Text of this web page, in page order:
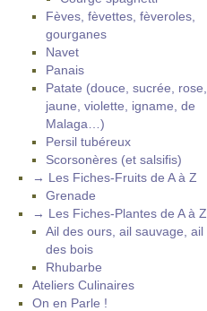
Fèves, fèvettes, fèveroles,
gourganes
Navet
Panais
Patate (douce, sucrée, rose,
jaune, violette, igname, de
Malaga…)
Persil tubéreux
Scorsonères (et salsifis)
→ Les Fiches-Fruits de A à Z
Grenade
→ Les Fiches-Plantes de A à Z
Ail des ours, ail sauvage, ail
des bois
Rhubarbe
Ateliers Culinaires
On en Parle !